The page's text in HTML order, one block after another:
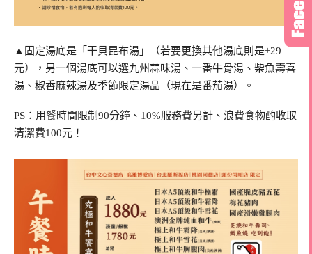
▲固定湯底是「干貝昆布湯」（若要更換其他湯底則是+29
元），另一個湯底可以選九州蒜味湯、一番牛骨湯、柴魚壽喜
湯、椒香麻辣湯及季節限定湯品（現在是番茄湯）。
PS：用餐時間限制90分鐘、10%服務費另計、浪費食物酌收取
清潔費100元！